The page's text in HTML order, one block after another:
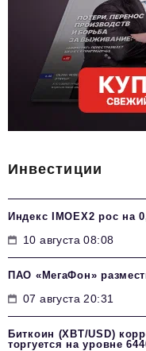
Инвестиции
Индекс IMOEX2 рос на
10 августа 08:08
ПАО «МегаФон»
07 августа 20:31
Биткоин (XBT/USD)
торгуется на уровне